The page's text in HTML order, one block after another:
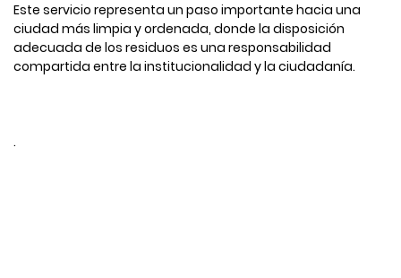
Este servicio representa un paso importante hacia una
ciudad más limpia y ordenada, donde la disposición
adecuada de los residuos es una responsabilidad
compartida entre la institucionalidad y la ciudadanía.
.